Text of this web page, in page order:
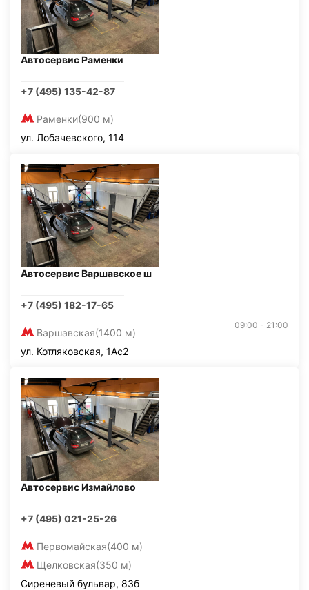
Автосервис Раменки
+7 (495) 135-42-87
Раменки(900 м)
ул. Лобачевского, 114
Автосервис Варшавское ш
+7 (495) 182-17-65
Варшавская(1400 м)
09:00 - 21:00
ул. Котляковская, 1Ас2
Автосервис Измайлово
+7 (495) 021-25-26
Первомайская(400 м)
Щелковская(350 м)
Сиреневый бульвар, 83б